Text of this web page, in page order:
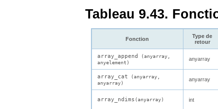
Tableau 9.43.
Fonction
Type de
retour
array_append (anyarray,
anyelement )
anyarray
array_cat (anyarray,
anyarray)
anyarray
array_ndims (anyarray) int